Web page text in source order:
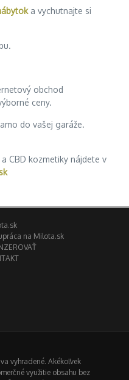
a vychutnajte si
obchod
ceny.
do vašej garáže.
CBD kozmetiky nájdete v
na Milota.sk
vyhradené. Akékoľvek
využitie obsahu bez